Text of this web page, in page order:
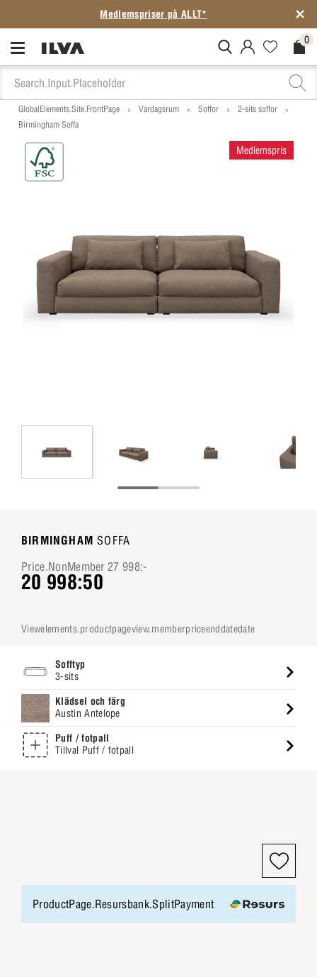
Medlemspriser på ALLT*
MitIlva.Login 0
GlobalElements.Site.FrontPage Vardagsrum Soffor
2-sits soffor
Birmingham Soffa
Medlemspris
BIRMINGHAM SOFFA
Price.NonMember 27 998:-
20 998:50
viewelements.productpageview.memberpriceenddatedate
Sofftyp
3-sits
Klädsel och färg
Austin Antelope
Puff / fotpall
Tillval Puff / fotpall
ProductPage.Resursbank.SplitPayment